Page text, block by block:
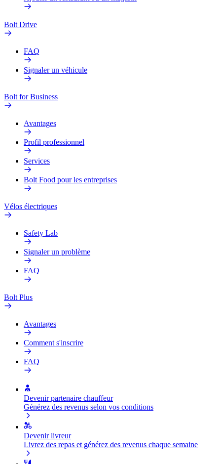
Bolt Drive
FAQ
Signaler un véhicule
Bolt for Business
Avantages
Profil professionnel
Services
Bolt Food pour les entreprises
Vélos électriques
Safety Lab
Signaler un problème
FAQ
Bolt Plus
Avantages
Comment s'inscrire
FAQ
Devenir partenaire chauffeur
Générez des revenus selon vos conditions
Devenir livreur
Livrez des repas et générez des revenus chaque semaine